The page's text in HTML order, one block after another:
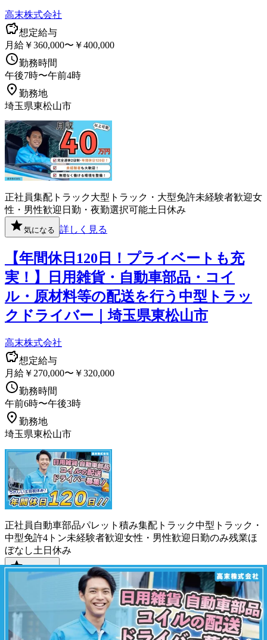
高末株式会社
想定給与
月給￥360,000〜￥400,000
勤務時間
午後7時〜午前4時
勤務地
埼玉県東松山市
正社員集配 トラック大型トラック・大型免許未経験者歓迎女
性・男性歓迎 日勤・夜勤選択可能土日休み
気になる 詳しく見る
【年間休日120日！プライベートも充
実！】日用雑貨・自動車部品・コイ
ル・原材料等の配送を行う中型トラッ
クドライバー｜埼玉県東松山市
高末株式会社
想定給与
月給￥270,000〜￥320,000
勤務時間
午前6時〜午後3時
勤務地
埼玉県東松山市
正社員 自動車部品パレット積み集配 トラック中型トラック・
中型免許4トン未経験者歓迎女性・男性歓迎 日勤のみ残業ほ
ぼなし土日休み
気になる 詳しく見る
1